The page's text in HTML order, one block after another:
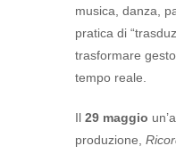
musica, danza,
pratica di
trasformare
tempo reale.
Il 29 maggio
produzione,